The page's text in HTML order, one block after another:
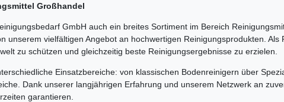
Großhandel
GmbH auch ein breites Sortiment im Bereich
unserem vielfältigen Angebot an hochwertigen Reinigungsprodukten.
zu schützen und gleichzeitig beste Reinigungsergebnisse zu erzielen.
Einsatzbereiche: von klassischen Bodenreinigern über
Dank unserer langjährigen Erfahrung und unserem Netzwerk an
garantieren.